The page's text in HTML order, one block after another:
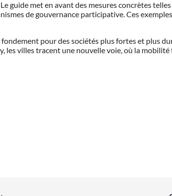
guide met en avant des mesures concrètes
de gouvernance participative. Ces
pour des sociétés plus fortes et plus
villes tracent une nouvelle voie, où la